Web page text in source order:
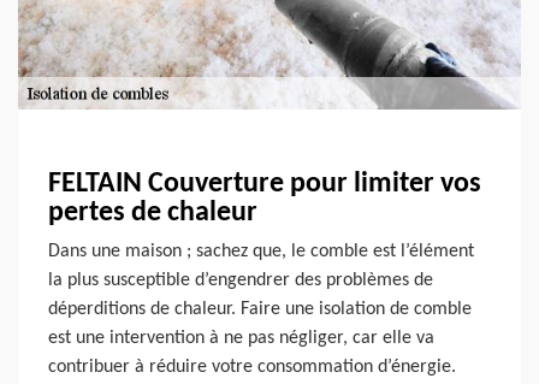
FELTAIN Couverture pour limiter vos
pertes de chaleur
Dans une maison ; sachez que, le comble est l’élément
la plus susceptible d’engendrer des problèmes de
déperditions de chaleur. Faire une isolation de comble
est une intervention à ne pas négliger, car elle va
contribuer à réduire votre consommation d’énergie.